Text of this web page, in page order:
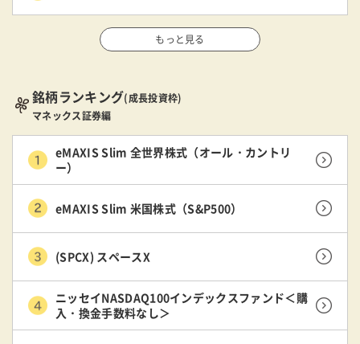
もっと見る
銘柄ランキング(成長投資枠)
マネックス証券編
eMAXIS Slim 全世界株式（オール・カントリ
ー）
eMAXIS Slim 米国株式（S&P500）
(SPCX) スペースX
ニッセイNASDAQ100インデックスファンド＜購
入・換金手数料なし＞